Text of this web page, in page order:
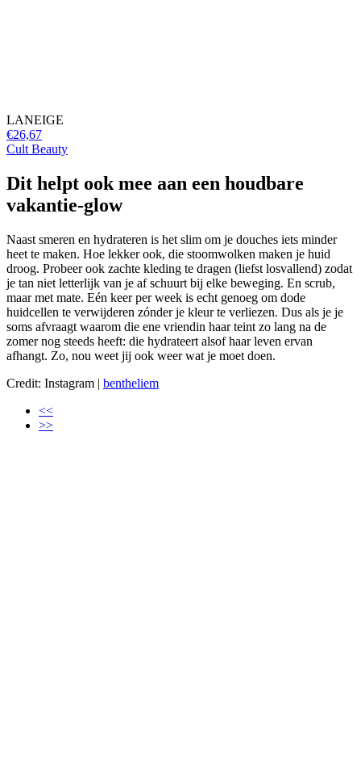
LANEIGE
€26,67
Cult Beauty
Dit helpt ook mee aan een houdbare
vakantie-glow
Naast smeren en hydrateren is het slim om je douches iets minder
heet te maken. Hoe lekker ook, die stoomwolken maken je huid
droog. Probeer ook zachte kleding te dragen (liefst losvallend) zodat
je tan niet letterlijk van je af schuurt bij elke beweging. En scrub,
maar met mate. Eén keer per week is echt genoeg om dode
huidcellen te verwijderen zónder je kleur te verliezen. Dus als je je
soms afvraagt waarom die ene vriendin haar teint zo lang na de
zomer nog steeds heeft: die hydrateert alsof haar leven ervan
afhangt. Zo, nou weet jij ook weer wat je moet doen.
Credit: Instagram | bentheliem
<<
>>